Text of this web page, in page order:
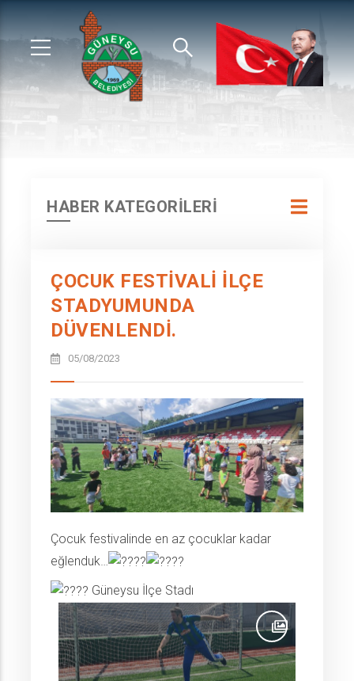
HABER KATEGORİLERİ
ÇOCUK FESTİVALİ İLÇE
STADYUMUNDA
DÜVENLENDİ.
05/08/2023
Çocuk festivalinde en az çocuklar kadar
eğlenduk…
Güneysu İlçe Stadı